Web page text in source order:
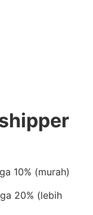
10% (murah)
20% (lebih